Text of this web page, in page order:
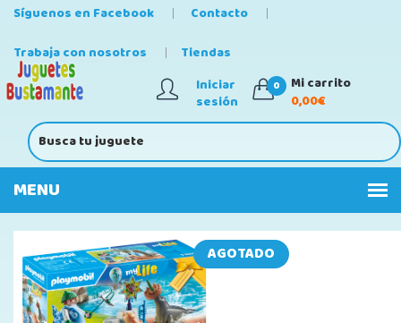
Síguenos en Facebook
Contacto
Trabaja con nosotros
Tiendas
Iniciar
sesión
0
Mi carrito
0,00€
AGOTADO